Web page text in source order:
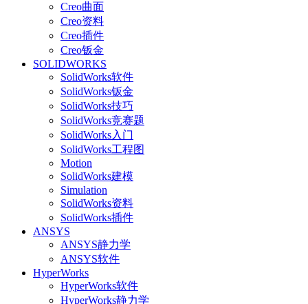
Creo曲面
Creo资料
Creo插件
Creo钣金
SOLIDWORKS
SolidWorks软件
SolidWorks钣金
SolidWorks技巧
SolidWorks竞赛题
SolidWorks入门
SolidWorks工程图
Motion
SolidWorks建模
Simulation
SolidWorks资料
SolidWorks插件
ANSYS
ANSYS静力学
ANSYS软件
HyperWorks
HyperWorks软件
HyperWorks静力学